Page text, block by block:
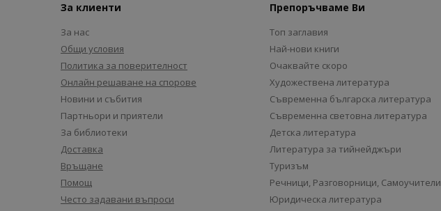
За клиенти
За нас
Общи условия
Политика за поверителност
Онлайн решаване на спорове
Новини и събития
Партньори и приятели
За библиотеки
Доставка
Връщане
Помощ
Често задавани въпроси
Препоръчваме Ви
Топ заглавия
Най-нови книги
Очаквайте скоро
Художествена литература
Съвременна българска литература
Съвременна световна литература
Детска литература
Литература за тийнейджъри
Туризъм
Речници, Разговорници, Самоучители
Юридическа литература